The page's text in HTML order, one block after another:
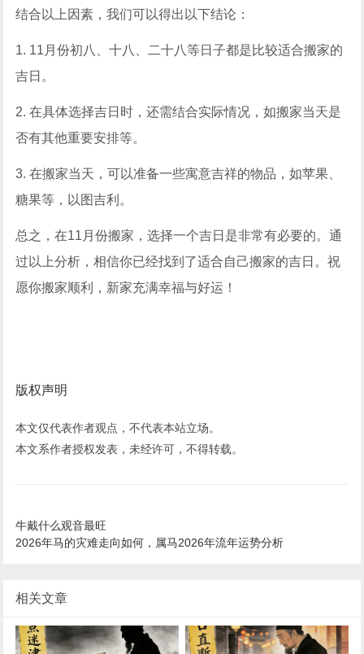
结合以上因素，我们可以得出以下结论：
1. 11月份初八、十八、二十八等日子都是比较适合搬家的
吉日。
2. 在具体选择吉日时，还需结合实际情况，如搬家当天是
否有其他重要安排等。
3. 在搬家当天，可以准备一些寓意吉祥的物品，如苹果、
糖果等，以图吉利。
总之，在11月份搬家，选择一个吉日是非常有必要的。通
过以上分析，相信你已经找到了适合自己搬家的吉日。祝
愿你搬家顺利，新家充满幸福与好运！
版权声明
本文仅代表作者观点，不代表本站立场。
本文系作者授权发表，未经许可，不得转载。
牛戴什么观音最旺
2026年马的灾难走向如何，属马2026年流年运势分析
相关文章